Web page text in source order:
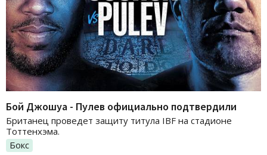
Бой Джошуа - Пулев официально подтвердили
Британец проведет защиту титула IBF на стадионе
Тоттенхэма.
Бокс